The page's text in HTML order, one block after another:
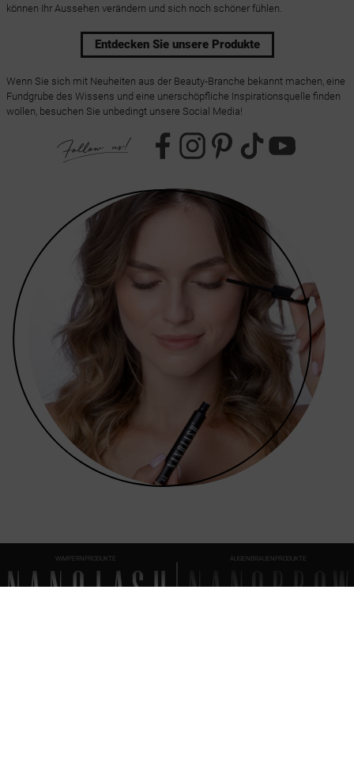
können Ihr Aussehen verändern und sich noch schöner fühlen.
Entdecken Sie unsere Produkte
Wenn Sie sich mit Neuheiten aus der Beauty-Branche bekannt machen, eine
Fundgrube des Wissens und eine unerschöpfliche Inspirationsquelle finden
wollen, besuchen Sie unbedingt unsere Social Media!
WIMPERNPRODUKTE AUGENBRAUENPRODUKTE